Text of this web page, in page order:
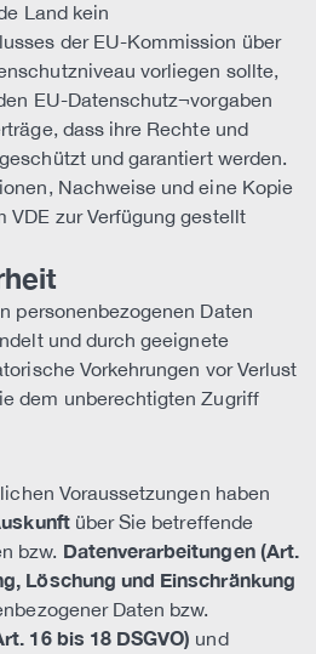
Land kein
der EU-Kommission über
vorliegen sollte,
EU-Datenschutz¬vorgaben
dass ihre Rechte und
und garantiert werden.
Nachweise und eine Kopie
VDE zur Verfügung gestellt
personenbezogenen Daten
und durch geeignete
Vorkehrungen vor Verlust
dem unberechtigten Zugriff
Voraussetzungen haben
über Sie betreffende
bzw. Datenverarbeitungen (Art.
Löschung und Einschränkung
Daten bzw.
16 bis 18 DSGVO) und